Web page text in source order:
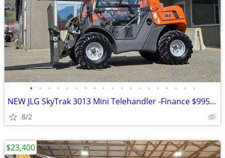
• • • • • • • • • • • • • • • • • • •
NEW JLG SkyTrak 3013 Mini Telehandler -Finance $995 Per Mo*
8/2
$23,400